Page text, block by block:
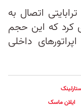
اتصال به
کرد که این حجم
اپراتورهای داخلی
ایلان ماسک